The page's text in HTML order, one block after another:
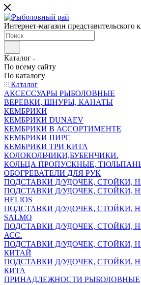
Интернет-магазин представительского
Каталог
По всему сайту
По каталогу
Каталог
АКСЕССУАРЫ РЫБОЛОВНЫЕ
ВЕРЕВКИ, ШНУРЫ, КАНАТЫ
КЕМБРИКИ
КЕМБРИКИ DUNAEV
КЕМБРИКИ В АССОРТИМЕНТЕ
КЕМБРИКИ ПИРС
КЕМБРИКИ ТРИ КИТА
КОЛОКОЛЬЧИКИ,БУБЕНЧИКИ.
КОЛЬЦА ПРОПУСКНЫЕ,
ОБОГРЕВАТЕЛИ ДЛЯ РУК
ПОДСТАВКИ Д/УДОЧЕК, СТОЙКИ,
ПОДСТАВКИ Д/УДОЧЕК, СТОЙКИ,
HELIOS
ПОДСТАВКИ Д/УДОЧЕК, СТОЙКИ,
SALMO
ПОДСТАВКИ Д/УДОЧЕК, СТОЙКИ,
АСС.
ПОДСТАВКИ Д/УДОЧЕК, СТОЙКИ,
КИТАЙ
ПОДСТАВКИ Д/УДОЧЕК, СТОЙКИ,
КИТА
ПРИНАДЛЕЖНОСТИ РЫБОЛОВНЫЕ